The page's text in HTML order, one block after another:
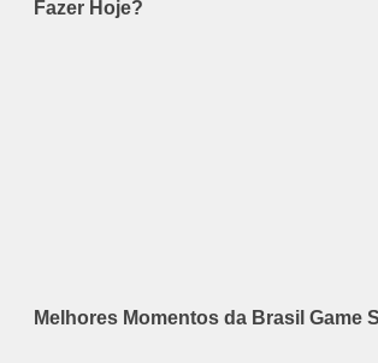
Fazer Hoje?
Melhores Momentos da Brasil Game